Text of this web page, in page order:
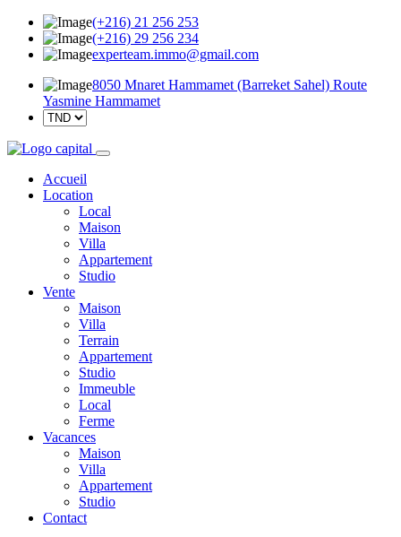
(+216) 21 256 253
(+216) 29 256 234
experteam.immo@gmail.com
8050 Mnaret Hammamet (Barreket Sahel) Route
Yasmine Hammamet
Accueil
Location
Local
Maison
Villa
Appartement
Studio
Vente
Maison
Villa
Terrain
Appartement
Studio
Immeuble
Local
Ferme
Vacances
Maison
Villa
Appartement
Studio
Contact